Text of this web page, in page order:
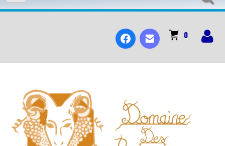
LES VOYAGES ET SORTIES À L'AFFICHE 2026
PRÉVISIONS DES SORTIES 2026
0